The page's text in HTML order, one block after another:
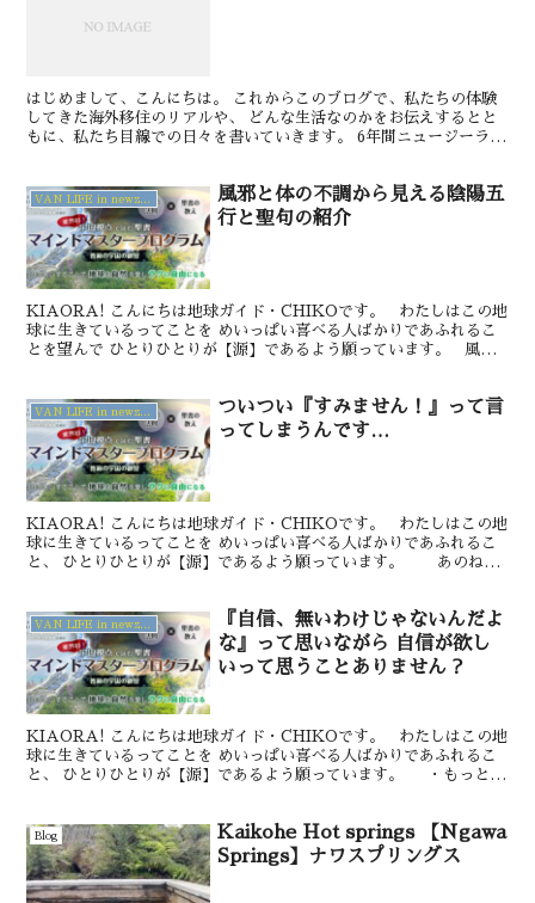
はじめまして、こんにちは。 これからこのブログで、私たちの体験
してきた海外移住のリアルや、 どんな生活なのかをお伝えするとと
もに、私たち目線での日々を書いていきます。 6年間ニュージーラン
VAN LIFE in newzealand
風邪と体の不調から見える陰陽五
行と聖句の紹介
KIAORA! こんにちは地球ガイド・CHIKOです。 わたしはこの地
球に生きているってことを めいっぱい喜べる人ばかりであふれるこ
とを望んで ひとりひとりが【源】であるよう願っています。 風邪
VAN LIFE in newzealand
ついつい『すみません！』って言
ってしまうんです…
KIAORA! こんにちは地球ガイド・CHIKOです。 わたしはこの地
球に生きているってことを めいっぱい喜べる人ばかりであふれるこ
と、 ひとりひとりが【源】であるよう願っています。 あのね！
VAN LIFE in newzealand
『自信、無いわけじゃないんだよ
な』って思いながら 自信が欲し
いって思うことありません？
KIAORA! こんにちは地球ガイド・CHIKOです。 わたしはこの地
球に生きているってことを めいっぱい喜べる人ばかりであふれるこ
と、 ひとりひとりが【源】であるよう願っています。 ・もっと自
Blog
Kaikohe Hot springs 【Ngawa
Springs】ナワスプリングス